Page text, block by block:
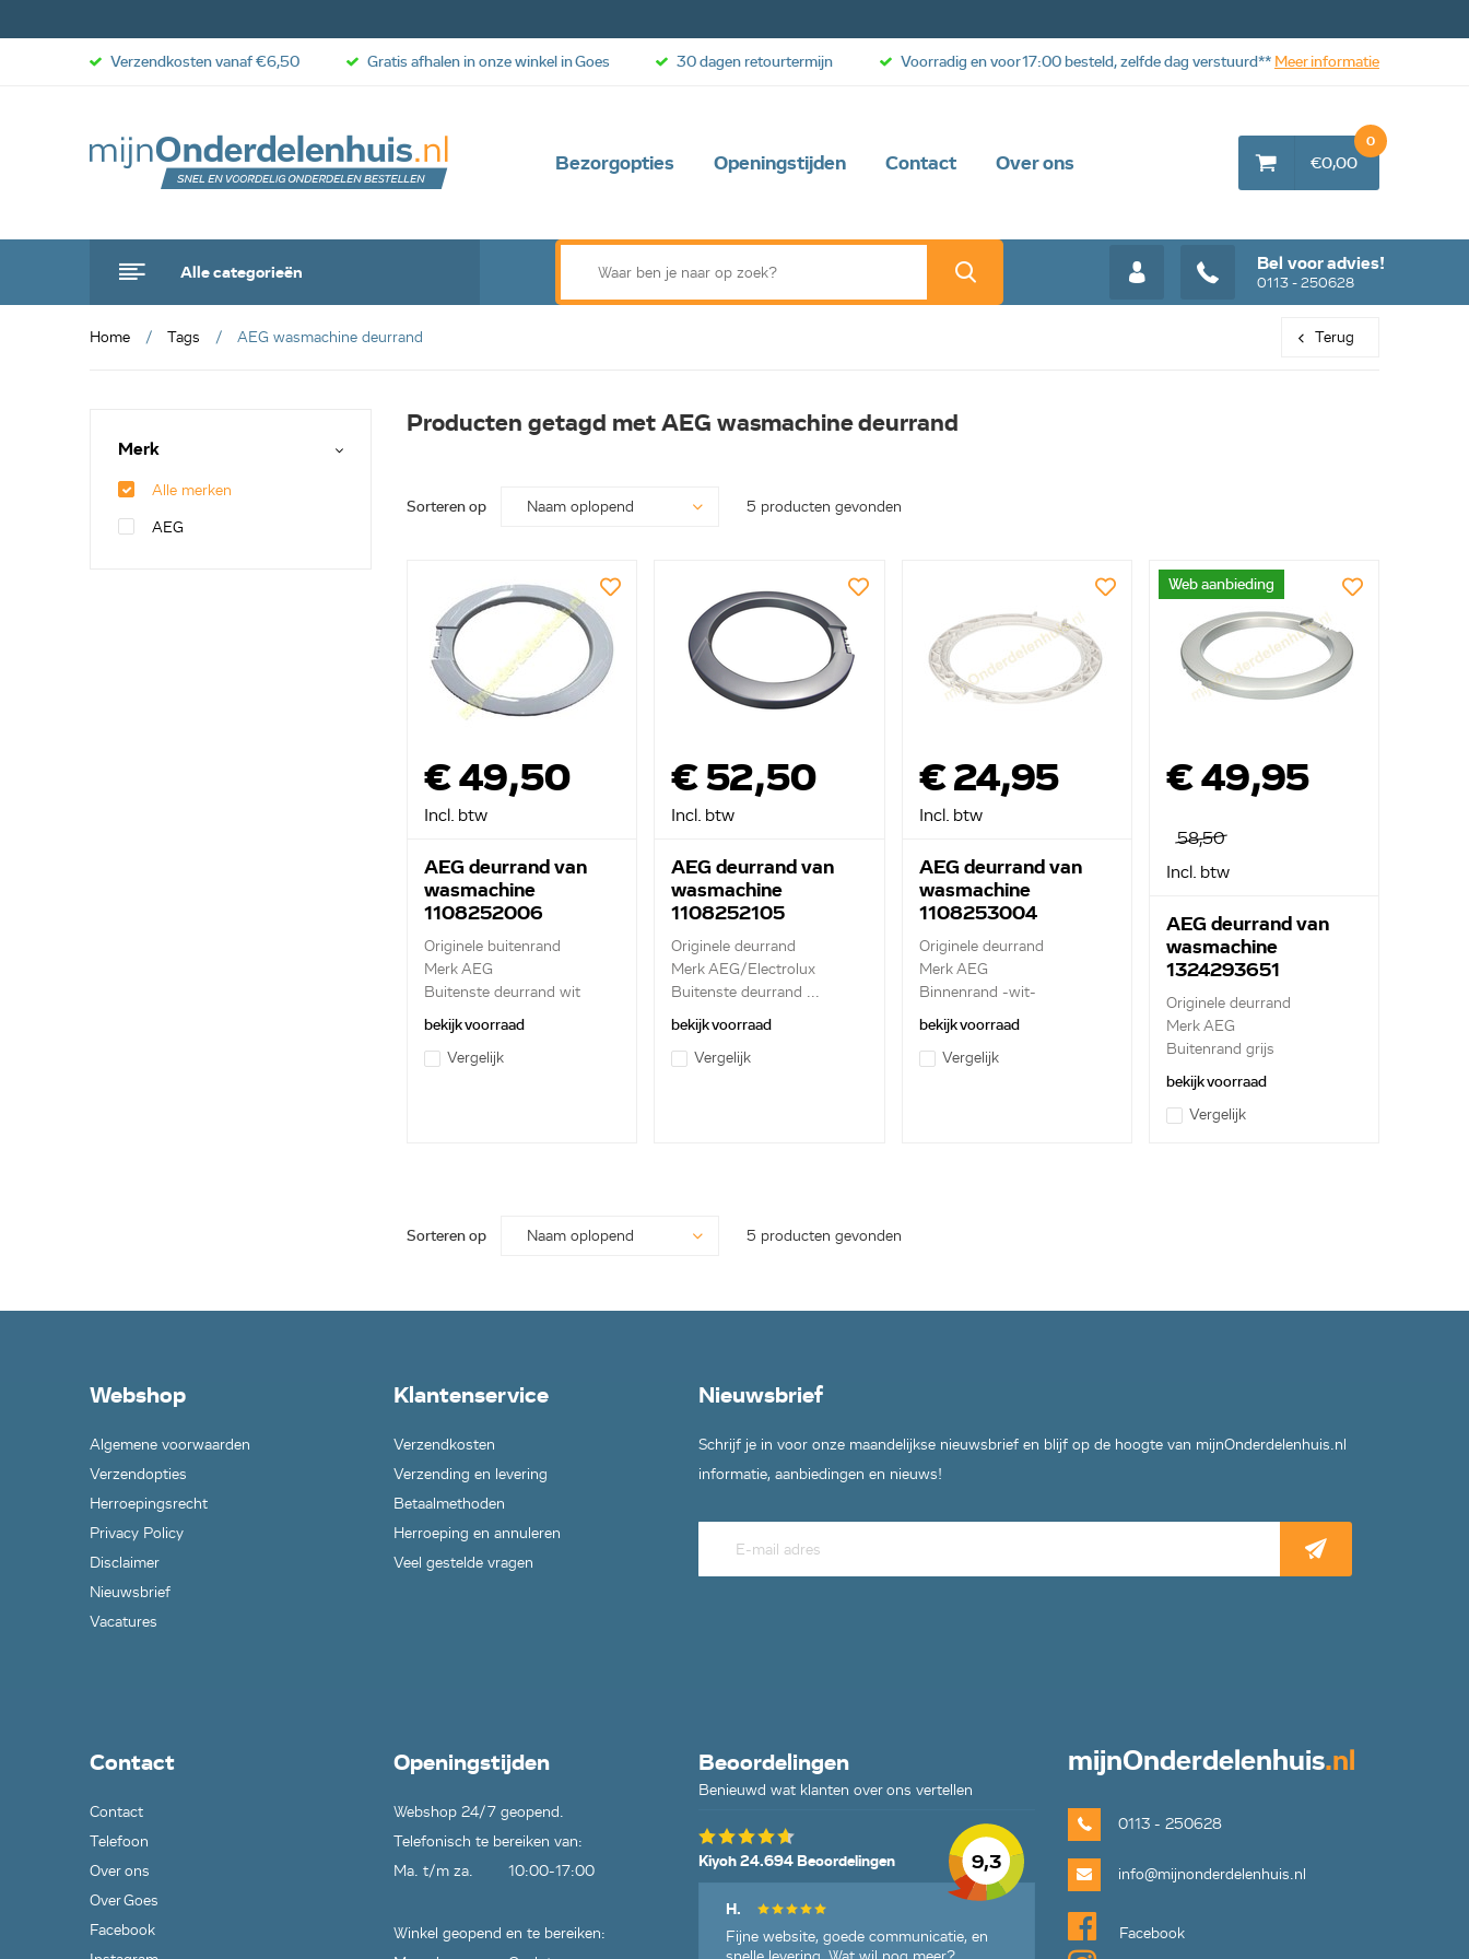
Bezorgopties Openingstijden Contact Over ons
Alle categorieën Bel voor advies!
0113 - 250628
€0,00
0
Verzendkosten vanaf €6,50 Gratis afhalen in onze winkel in Goes 30 dagen retourtermijn Voorradig en voor 17:00 besteld, zelfde dag verstuurd** Meer informatie
Home Tags AEG wasmachine deurrand Terug
Merk
Alle merken
AEG
Producten getagd met AEG wasmachine deurrand
Sorteren op 5 producten gevonden
€ 49,50
Incl. btw
AEG deurrand van
wasmachine
1108252006
Originele buitenrand
Merk AEG
Buitenste deurrand wit
bekijk voorraad
Vergelijk
€ 52,50
Incl. btw
AEG deurrand van
wasmachine
1108252105
Originele deurrand
Merk AEG/Electrolux
Buitenste deurrand ...
bekijk voorraad
Vergelijk
€ 24,95
Incl. btw
AEG deurrand van
wasmachine
1108253004
Originele deurrand
Merk AEG
Binnenrand -wit-
bekijk voorraad
Vergelijk
Web aanbieding
€ 49,95
58,50
Incl. btw
AEG deurrand van
wasmachine
1324293651
Originele deurrand
Merk AEG
Buitenrand grijs
bekijk voorraad
Vergelijk
Sorteren op 5 producten gevonden
Webshop
Algemene voorwaarden
Verzendopties
Herroepingsrecht
Privacy Policy
Disclaimer
Nieuwsbrief
Vacatures
Klantenservice
Verzendkosten
Verzending en levering
Betaalmethoden
Herroeping en annuleren
Veel gestelde vragen
Nieuwsbrief
Schrijf je in voor onze maandelijkse nieuwsbrief en blijf op de hoogte van mijnOnderdelenhuis.nl
informatie, aanbiedingen en nieuws!
Contact
Contact
Telefoon
Over ons
Over Goes
Facebook
Openingstijden
Webshop 24/7 geopend.
Telefonisch te bereiken van:
Ma. t/m za.
10:00-17:00
Winkel geopend en te bereiken:
Beoordelingen
Benieuwd wat klanten over ons vertellen
9,3
Kiyoh 24.694 Beoordelingen
H.
Fijne website, goede communicatie, en
mijnOnderdelenhuis.nl
0113 - 250628
info@mijnonderdelenhuis.nl
Facebook